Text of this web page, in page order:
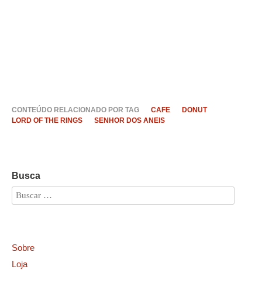
CONTEÚDO RELACIONADO POR TAG CAFE
DONUT
LORD OF THE RINGS
SENHOR DOS ANEIS
Busca
Sobre
Loja